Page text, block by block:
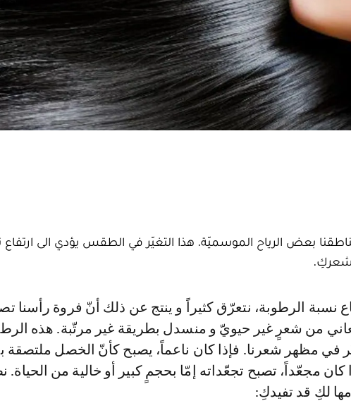
بعض الرياح الموسميّة. هذا التغيّر في الطقس يؤدي الى
شعركِ.
نعاني من شعرٍ غير حيويّ و منسدل بطريقة غير مرتّبة. هذه
في مظهر شعرنا. فإذا كان ناعماً، يصبح كأنّ الخصل ملتصقة
كان مجعّداً، تصبح تجعّداته إمّا بحجمٍ كبير أو خالية من الحياة.
لكِ قد تفيدكِ: